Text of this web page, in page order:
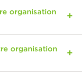
organisation
organisation